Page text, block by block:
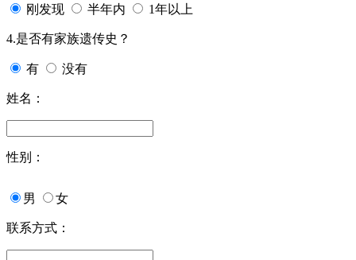
刚发现 半年内 1年以上
4.是否有家族遗传史？
有 没有
姓名：
性别：
男 女
联系方式：